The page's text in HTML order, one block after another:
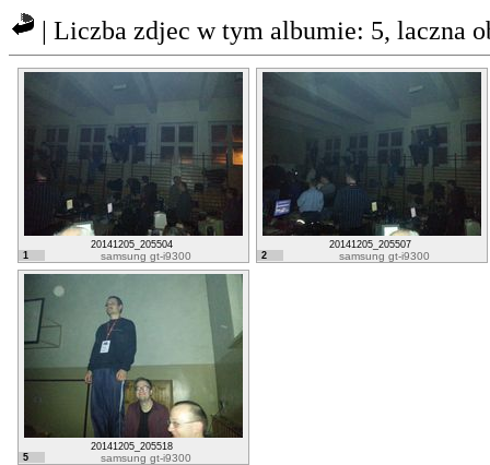
| Liczba zdjec w tym albumie: 5, laczna
20141205_205504
1
samsung gt-i9300
20141205_205507
2
samsung gt-i9300
20141205_205518
5
samsung gt-i9300